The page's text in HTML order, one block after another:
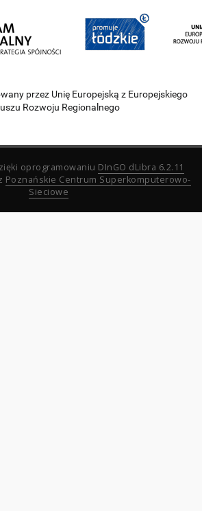
przez Unię Europejską z Europejskiego
Rozwoju Regionalnego
oprogramowaniu DInGO dLibra 6.2.11
Poznańskie Centrum Superkomputerowo-
Sieciowe